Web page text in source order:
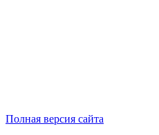
Полная версия сайта